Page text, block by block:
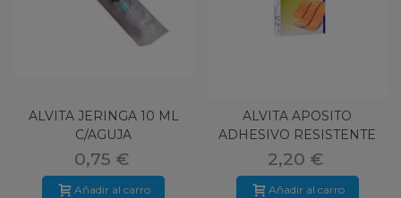
ALVITA JERINGA 10 ML
C/AGUJA
0,75 €
Añadir al carro
ALVITA APOSITO
ADHESIVO RESISTENTE
AL AGUA 20 U
2,20 €
Añadir al carro